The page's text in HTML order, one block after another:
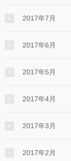
2017年7月
2017年6月
2017年5月
2017年4月
2017年3月
2017年2月